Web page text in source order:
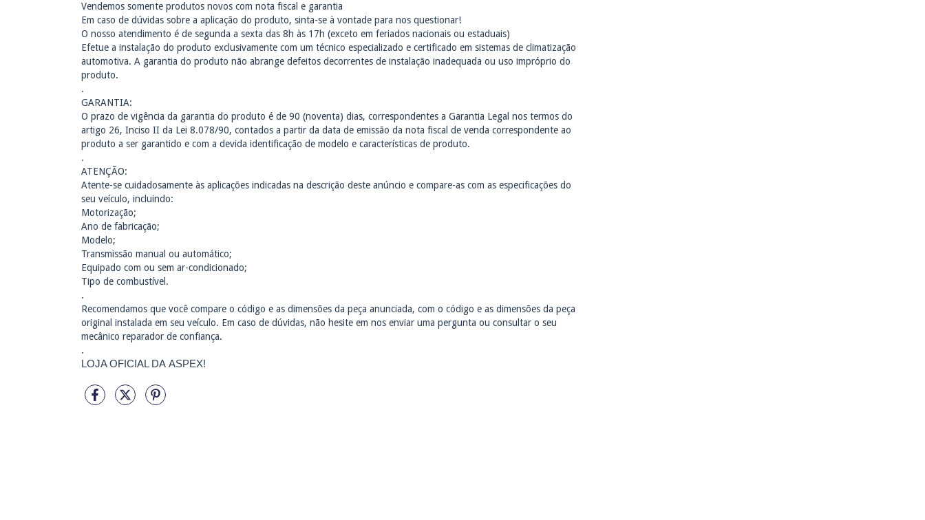
Vendemos somente produtos novos com nota fiscal e garantia
Em caso de dúvidas sobre a aplicação do produto, sinta-se à vontade para nos questionar!
O nosso atendimento é de segunda a sexta das 8h às 17h (exceto em feriados nacionais ou estaduais)
Efetue a instalação do produto exclusivamente com um técnico especializado e certificado em sistemas de climatização
automotiva. A garantia do produto não abrange defeitos decorrentes de instalação inadequada ou uso impróprio do
produto.
.
GARANTIA:
O prazo de vigência da garantia do produto é de 90 (noventa) dias, correspondentes a Garantia Legal nos termos do
artigo 26, Inciso II da Lei 8.078/90, contados a partir da data de emissão da nota fiscal de venda correspondente ao
produto a ser garantido e com a devida identificação de modelo e características de produto.
.
ATENÇÃO:
Atente-se cuidadosamente às aplicações indicadas na descrição deste anúncio e compare-as com as especificações do
seu veículo, incluindo:
Motorização;
Ano de fabricação;
Modelo;
Transmissão manual ou automático;
Equipado com ou sem ar-condicionado;
Tipo de combustível.
.
Recomendamos que você compare o código e as dimensões da peça anunciada, com o código e as dimensões da peça
original instalada em seu veículo. Em caso de dúvidas, não hesite em nos enviar uma pergunta ou consultar o seu
mecânico reparador de confiança.
.
LOJA OFICIAL DA ASPEX!